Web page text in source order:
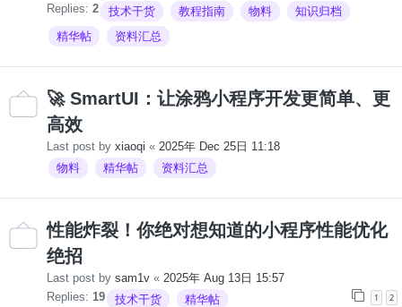
Replies: 2 技术干货 教程指南 物料
知识归档
精华帖
资料汇总
🚀 SmartUI：让涂鸦小程序开发更简单、更
高效
Last post by xiaoqi « 2025年 Dec 25日 11:18
物料
精华帖 资料汇总
性能炸裂！你绝对想知道的小程序性能优化
绝招
Last post by sam1v « 2025年 Aug 13日 15:57
Replies: 19 1 2
技术干货 精华帖